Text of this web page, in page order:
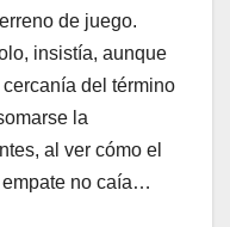
de juego.
insistía, aunque
del término
la
al ver cómo el
no caía…